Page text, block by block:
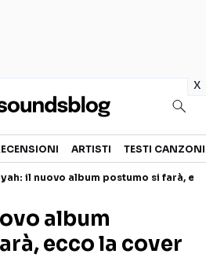
x
TESTI CANZONI
TOUR ED EVENTI
ARTISTI TESTI CANZONI
il nuovo album postumo si farà,
album
ecco la cover